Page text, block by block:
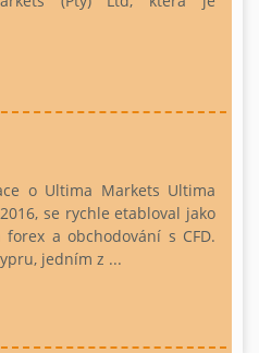
o Ultima Markets Ultima
se rychle etabloval jako
a obchodování s CFD.
jedním z ...